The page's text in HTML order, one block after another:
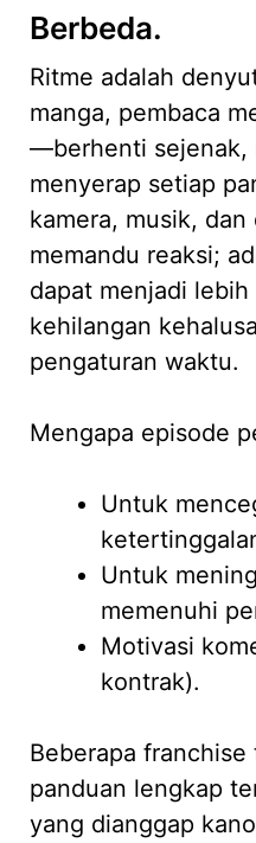
Berbeda.
Ritme adalah
manga, pembaca
—berhenti sejenak,
menyerap setiap
kamera, musik,
memandu reaksi;
dapat menjadi
kehilangan
pengaturan waktu.
Mengapa episode
Untuk
Untuk
memenuhi
Motivasi
kontrak).
Beberapa
panduan lengkap
yang dianggap